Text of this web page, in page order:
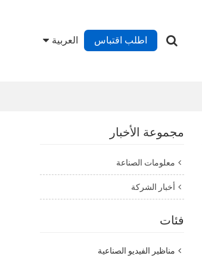
اطلب اقتباس العربية
مجموعة الأخبار
معلومات الصناعة
أخبار الشركة
فئات
مناظير الفيديو الصناعية